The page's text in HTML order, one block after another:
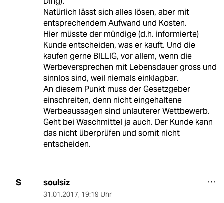
Natürlich lässt sich alles lösen, aber mit
entsprechendem Aufwand und Kosten.
Hier müsste der mündige (d.h. informierte)
Kunde entscheiden, was er kauft. Und die
kaufen gerne BILLIG, vor allem, wenn die
Werbeversprechen mit Lebensdauer gross und
sinnlos sind, weil niemals einklagbar.
An diesem Punkt muss der Gesetzgeber
einschreiten, denn nicht eingehaltene
Werbeaussagen sind unlauterer Wettbewerb.
Geht bei Waschmittel ja auch. Der Kunde kann
das nicht überprüfen und somit nicht
entscheiden.
S soulsiz
31.01.2017, 19:19 Uhr